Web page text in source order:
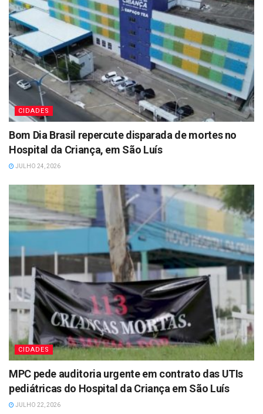
CIDADES
Bom Dia Brasil repercute disparada de mortes no
Hospital da Criança, em São Luís
JULHO 24, 2026
CIDADES
MPC pede auditoria urgente em contrato das UTIs
pediátricas do Hospital da Criança em São Luís
JULHO 22, 2026